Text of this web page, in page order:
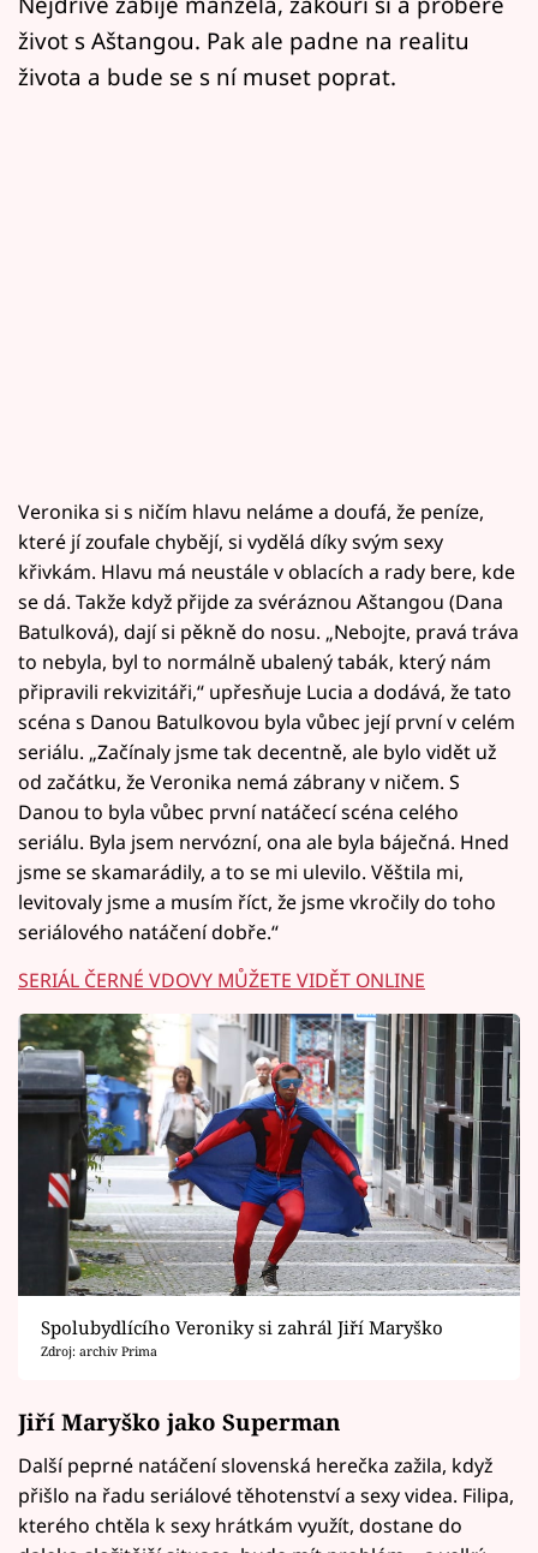
Sledujte nás
život s Aštangou. Pak ale padne na realitu
života a bude se s ní muset poprat.
Veronika si s ničím hlavu neláme a doufá, že peníze,
které jí zoufale chybějí, si vydělá díky svým sexy
křivkám. Hlavu má neustále v oblacích a rady bere, kde
se dá. Takže když přijde za svéráznou Aštangou (Dana
Batulková), dají si pěkně do nosu. „Nebojte, pravá tráva
to nebyla, byl to normálně ubalený tabák, který nám
připravili rekvizitáři,“ upřesňuje Lucia a dodává, že tato
scéna s Danou Batulkovou byla vůbec její první v celém
seriálu. „Začínaly jsme tak decentně, ale bylo vidět už
od začátku, že Veronika nemá zábrany v ničem. S
Danou to byla vůbec první natáčecí scéna celého
seriálu. Byla jsem nervózní, ona ale byla báječná. Hned
jsme se skamarádily, a to se mi ulevilo. Věštila mi,
levitovaly jsme a musím říct, že jsme vkročily do toho
seriálového natáčení dobře.“
SERIÁL ČERNÉ VDOVY MŮŽETE VIDĚT ONLINE
Spolubydlícího Veroniky si zahrál Jiří Maryško
Zdroj: archiv Prima
Jiří Maryško jako Superman
Další peprné natáčení slovenská herečka zažila, když
přišlo na řadu seriálové těhotenství a sexy videa. Filipa,
kterého chtěla k sexy hrátkám využít, dostane do